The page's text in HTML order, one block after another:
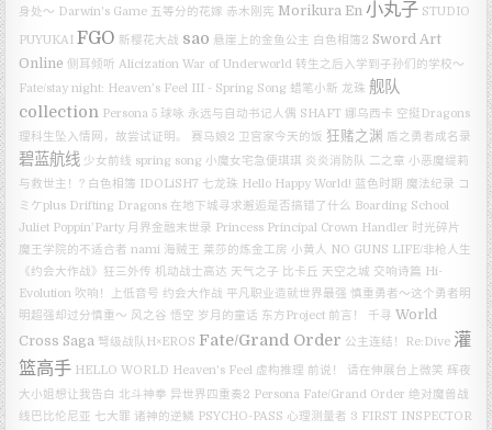
身处～ Darwin's Game 五等分的花嫁 赤木刚宪 Morikura En 小丸子 STUDIO
PUYUKAI FGO 新樱花大战 sao 悬崖上的金鱼公主 白色相簿2 Sword Art
Online 侧耳倾听 Alicization War of Underworld 转生之后入学到子孙们的学校～
Fate/stay night: Heaven’s Feel III - Spring Song 蜡笔小新 龙珠 舰队
collection Persona 5 球咏 永远与自动书记人偶 SHAFT 娜乌西卡 空挺Dragons
理科生坠入情网，故尝试证明。
赛马娘2 卫宫家今天的饭 狂赌之渊 盾之勇者成名录
碧蓝航线 少女前线 spring song 小魔女宅急便琪琪 炎炎消防队 二之章 小恶魔缇莉
与救世主！? 白色相簿 IDOLiSH7 七龙珠 Hello Happy World! 蓝色时期 魔法纪录 コ
ミケplus Drifting Dragons 在地下城寻求邂逅是否搞错了什么 Boarding School
Juliet Poppin’Party 月界金融末世录 Princess Principal Crown Handler 时光碎片
魔王学院的不适合者 nami 海贼王 莱莎的炼金工房 小黄人 NO GUNS LIFE/非枪人生
《约会大作战》狂三外传 机动战士高达 天气之子 比卡丘 天空之城 交响诗篇 Hi-
Evolution 吹响！上低音号 约会大作战 平凡职业造就世界最强 慎重勇者～这个勇者明
明超强却过分慎重～ 风之谷 悟空 岁月的童话 东方Project 前言！ 千寻 World
Cross Saga 弩级战队H×EROS Fate/Grand Order 公主连结！Re:Dive 灌
篮高手 HELLO WORLD Heaven's Feel 虚构推理 前说！ 请在伸展台上微笑 辉夜
大小姐想让我告白 北斗神拳 异世界四重奏2 Persona Fate/Grand Order 绝对魔兽战
线巴比伦尼亚 七大罪 诸神的逆鳞 PSYCHO-PASS 心理测量者 3 FIRST INSPECTOR